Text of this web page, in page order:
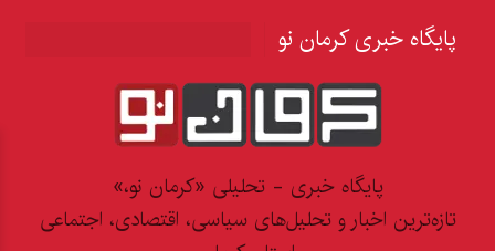
پایگاه خبری کرمان نو
پایگاه خبری - تحلیلی «کرمان نو،»
تازه‌ترین اخبار و تحلیل‌های سیاسی، اقتصادی، اجتماعی